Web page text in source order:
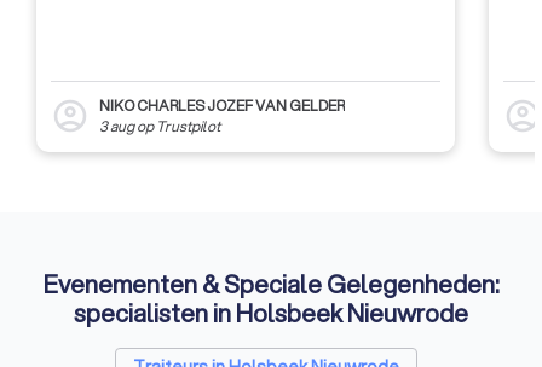
account_circle
NIKO CHARLES JOZEF VAN GELDER
3 augop Trustpilot account_circle
Evenementen & Speciale Gelegenheden:
specialisten in Holsbeek Nieuwrode